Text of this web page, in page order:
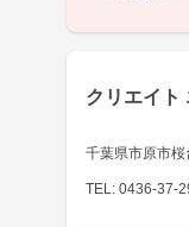
クリエイト
千葉県市原市桜
TEL: 0436-37-